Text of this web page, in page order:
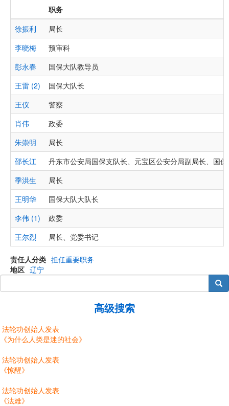
职务
徐振利
局长
李晓梅
预审科
彭永春
国保大队教导员
王雷 (2)
国保大队长
王仪
警察
肖伟
政委
朱崇明
局长
邵长江
丹东市公安局国保支队长、元宝区公安分局副局长、国
季洪生
局长
王明华
国保大队大队长
李伟 (1)
政委
王尔烈
局长、党委书记
责任人分类 担任重要职务
地区 辽宁
搜索
高级搜索
法轮功创始人发表
《为什么人类是迷的社会》
法轮功创始人发表
《惊醒》
法轮功创始人发表
《法难》